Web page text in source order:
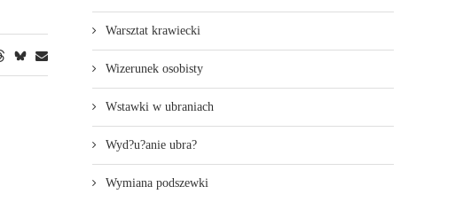
Warsztat krawiecki
Wizerunek osobisty
Wstawki w ubraniach
Wyd?u?anie ubra?
Wymiana podszewki